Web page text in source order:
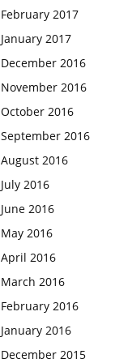
February 2017
January 2017
December 2016
November 2016
October 2016
September 2016
August 2016
July 2016
June 2016
May 2016
April 2016
March 2016
February 2016
January 2016
December 2015